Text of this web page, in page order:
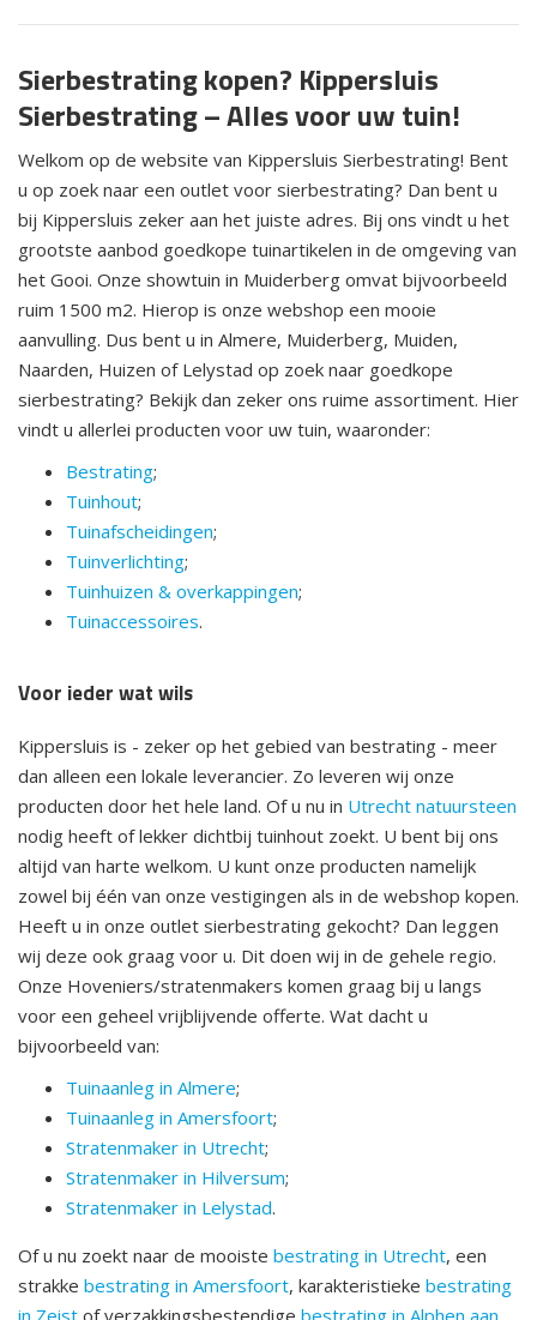
Sierbestrating kopen? Kippersluis
Sierbestrating – Alles voor uw tuin!
Welkom op de website van Kippersluis Sierbestrating! Bent
u op zoek naar een outlet voor sierbestrating? Dan bent u
bij Kippersluis zeker aan het juiste adres. Bij ons vindt u het
grootste aanbod goedkope tuinartikelen in de omgeving van
het Gooi. Onze showtuin in Muiderberg omvat bijvoorbeeld
ruim 1500 m2. Hierop is onze webshop een mooie
aanvulling. Dus bent u in Almere, Muiderberg, Muiden,
Naarden, Huizen of Lelystad op zoek naar goedkope
sierbestrating? Bekijk dan zeker ons ruime assortiment. Hier
vindt u allerlei producten voor uw tuin, waaronder:
Bestrating;
Tuinhout;
Tuinafscheidingen;
Tuinverlichting;
Tuinhuizen & overkappingen;
Tuinaccessoires.
Voor ieder wat wils
Kippersluis is - zeker op het gebied van bestrating - meer
dan alleen een lokale leverancier. Zo leveren wij onze
producten door het hele land. Of u nu in Utrecht natuursteen
nodig heeft of lekker dichtbij tuinhout zoekt. U bent bij ons
altijd van harte welkom. U kunt onze producten namelijk
zowel bij één van onze vestigingen als in de webshop kopen.
Heeft u in onze outlet sierbestrating gekocht? Dan leggen
wij deze ook graag voor u. Dit doen wij in de gehele regio.
Onze Hoveniers/stratenmakers komen graag bij u langs
voor een geheel vrijblijvende offerte. Wat dacht u
bijvoorbeeld van:
Tuinaanleg in Almere;
Tuinaanleg in Amersfoort;
Stratenmaker in Utrecht;
Stratenmaker in Hilversum;
Stratenmaker in Lelystad.
Of u nu zoekt naar de mooiste bestrating in Utrecht, een
strakke bestrating in Amersfoort, karakteristieke bestrating